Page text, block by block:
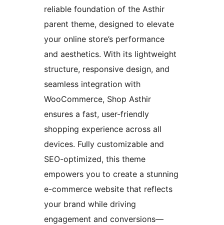
reliable foundation of the Asthir
parent theme, designed to elevate
your online store’s performance
and aesthetics. With its lightweight
structure, responsive design, and
seamless integration with
WooCommerce, Shop Asthir
ensures a fast, user-friendly
shopping experience across all
devices. Fully customizable and
SEO-optimized, this theme
empowers you to create a stunning
e-commerce website that reflects
your brand while driving
engagement and conversions—